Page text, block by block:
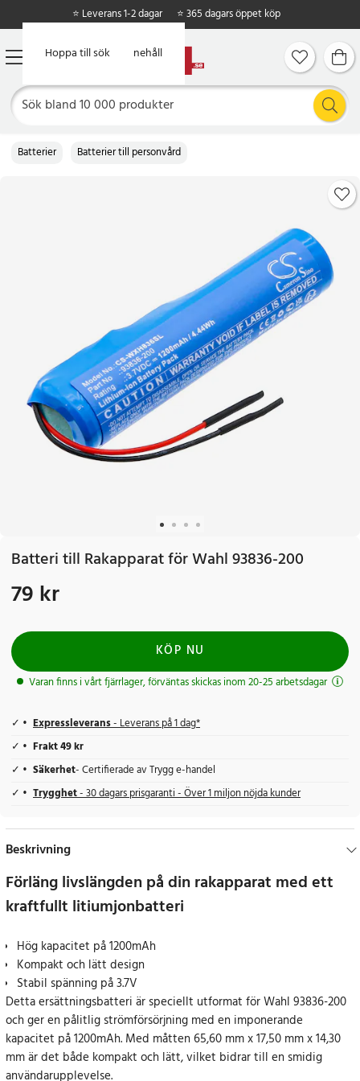
Hoppa till huvudinnehåll
Hoppa till sök
⭐ Leverans 1-2 dagar ⭐ 365 dagars öppet köp
Batterier Batterier till personvård
Batteri till Rakapparat för Wahl 93836-200
Pris: 79 kr
79 kr
KÖP NU
Varan finns i vårt fjärrlager, förväntas skickas inom 20-25 arbetsdagar
Expressleverans- Leverans på 1 dag*
Frakt 49 kr
Säkerhet- Certifierade av Trygg e-handel
Trygghet- 30 dagars prisgaranti - Över 1 miljon nöjda kunder
Beskrivning
Förläng livslängden på din rakapparat med ett
kraftfullt litiumjonbatteri
Hög kapacitet på 1200mAh
Kompakt och lätt design
Stabil spänning på 3.7V
Detta ersättningsbatteri är speciellt utformat för Wahl 93836-200
och ger en pålitlig strömförsörjning med en imponerande
kapacitet på 1200mAh. Med måtten 65,60 mm x 17,50 mm x 14,30
mm är det både kompakt och lätt, vilket bidrar till en smidig
användarupplevelse.